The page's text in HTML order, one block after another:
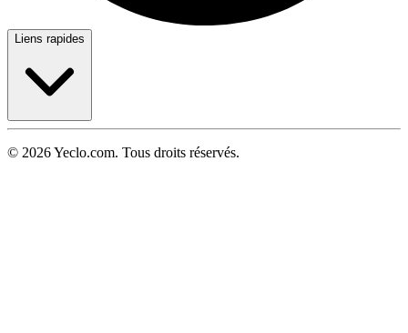
Liens rapides
© 2026 Yeclo.com. Tous droits réservés.